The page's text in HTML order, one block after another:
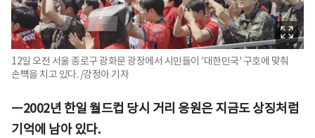
12일 오전 서울 종로구 광화문 광장에서 시민들이 '대한민국' 구호에 맞춰
손뼉을 치고 있다. /강정아 기자
ㅡ2002년 한일 월드컵 당시 거리 응원은 지금도 상징처럼
기억에 남아 있다.